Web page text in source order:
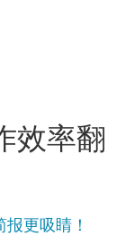
效率翻
更吸睛！